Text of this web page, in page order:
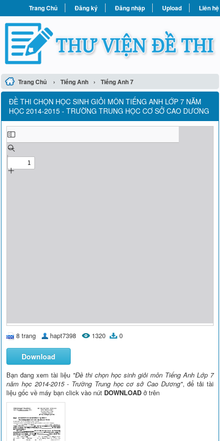
Trang Chủ Đăng ký Đăng nhập Upload Liên hệ
Trang Chủ › Tiếng Anh › Tiếng Anh 7
ĐỀ THI CHỌN HỌC SINH GIỎI MÔN TIẾNG ANH LỚP 7 NĂM
HỌC 2014-2015 - TRƯỜNG TRUNG HỌC CƠ SỞ CAO DƯƠNG
8 trang hapt7398 1320 0
Download
Bạn đang xem tài liệu "Đề thi chọn học sinh giỏi môn Tiếng Anh Lớp 7
năm học 2014-2015 - Trường Trung học cơ sở Cao Dương", để tải tài
liệu gốc về máy bạn click vào nút DOWNLOAD ở trên